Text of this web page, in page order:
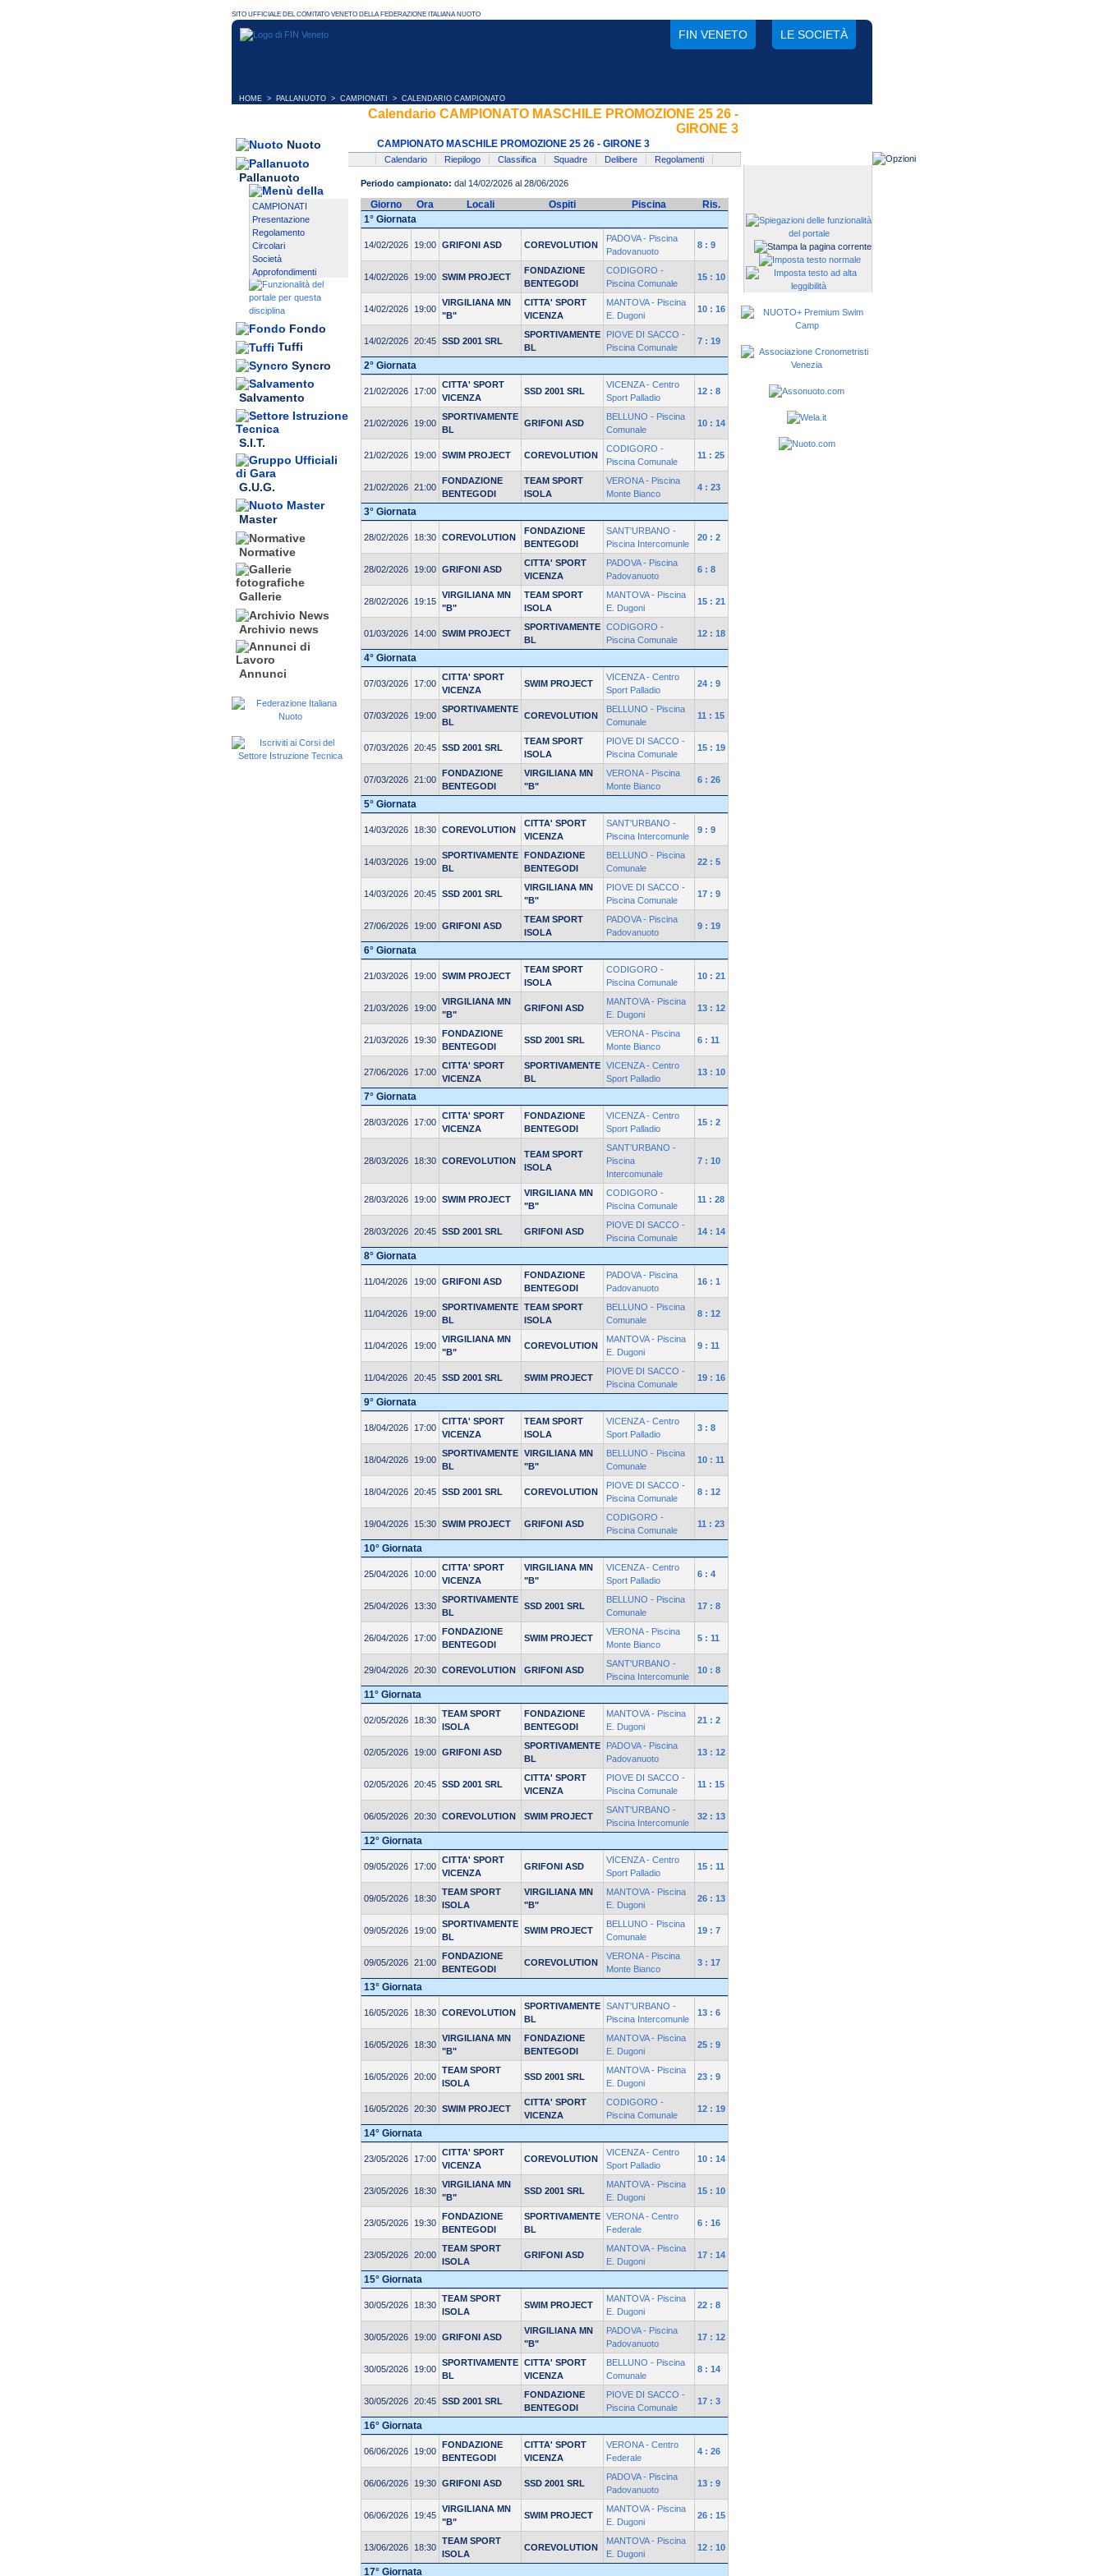
FIN VENETO LE SOCIETÀ
HOME > PALLANUOTO > CAMPIONATI > CALENDARIO CAMPIONATO
Nuoto
Pallanuoto
CAMPIONATI
Presentazione
Regolamento
Circolari
Società
Approfondimenti
Fondo
Tuffi
Syncro
Salvamento
S.I.T.
G.U.G.
Master
Normative
Gallerie
Archivio news
Annunci
Calendario CAMPIONATO MASCHILE PROMOZIONE 25 26 -
GIRONE 3
CAMPIONATO MASCHILE PROMOZIONE 25 26 - GIRONE 3
Calendario Riepilogo Classifica Squadre Delibere Regolamenti
Periodo campionato: dal 14/02/2026 al 28/06/2026
Giorno Ora Locali Ospiti Piscina
Ris.
1° Giornata
14/02/2026 19:00 GRIFONI ASD COREVOLUTION
PADOVA - Piscina
Padovanuoto
8 : 9
14/02/2026 19:00 SWIM PROJECT
FONDAZIONE
BENTEGODI
CODIGORO -
Piscina Comunale
15 : 10
14/02/2026 19:00
VIRGILIANA MN
"B"
CITTA' SPORT
VICENZA
MANTOVA - Piscina
E. Dugoni
10 : 16
14/02/2026 20:45 SSD 2001 SRL
SPORTIVAMENTE
BL
PIOVE DI SACCO -
Piscina Comunale
7 : 19
2° Giornata
21/02/2026 17:00
CITTA' SPORT
VICENZA
SSD 2001 SRL
VICENZA - Centro
Sport Palladio
12 : 8
21/02/2026 19:00
SPORTIVAMENTE
BL
GRIFONI ASD
BELLUNO - Piscina
Comunale
10 : 14
21/02/2026 19:00 SWIM PROJECT COREVOLUTION
CODIGORO -
Piscina Comunale
11 : 25
21/02/2026 21:00
FONDAZIONE
BENTEGODI
TEAM SPORT
ISOLA
VERONA - Piscina
Monte Bianco
4 : 23
3° Giornata
28/02/2026 18:30 COREVOLUTION
FONDAZIONE
BENTEGODI
SANT'URBANO -
Piscina Intercomunle
20 : 2
28/02/2026 19:00 GRIFONI ASD
CITTA' SPORT
VICENZA
PADOVA - Piscina
Padovanuoto
6 : 8
28/02/2026 19:15
VIRGILIANA MN
"B"
TEAM SPORT
ISOLA
MANTOVA - Piscina
E. Dugoni
15 : 21
01/03/2026 14:00 SWIM PROJECT
SPORTIVAMENTE
BL
CODIGORO -
Piscina Comunale
12 : 18
4° Giornata
07/03/2026 17:00
CITTA' SPORT
VICENZA
SWIM PROJECT
VICENZA - Centro
Sport Palladio
24 : 9
07/03/2026 19:00
SPORTIVAMENTE
BL
COREVOLUTION
BELLUNO - Piscina
Comunale
11 : 15
07/03/2026 20:45 SSD 2001 SRL
TEAM SPORT
ISOLA
PIOVE DI SACCO -
Piscina Comunale
15 : 19
07/03/2026 21:00
FONDAZIONE
BENTEGODI
VIRGILIANA MN
"B"
VERONA - Piscina
Monte Bianco
6 : 26
5° Giornata
14/03/2026 18:30 COREVOLUTION
CITTA' SPORT
VICENZA
SANT'URBANO -
Piscina Intercomunle
9 : 9
14/03/2026 19:00
SPORTIVAMENTE
BL
FONDAZIONE
BENTEGODI
BELLUNO - Piscina
Comunale
22 : 5
14/03/2026 20:45 SSD 2001 SRL
VIRGILIANA MN
"B"
PIOVE DI SACCO -
Piscina Comunale
17 : 9
27/06/2026 19:00 GRIFONI ASD
TEAM SPORT
ISOLA
PADOVA - Piscina
Padovanuoto
9 : 19
6° Giornata
21/03/2026 19:00 SWIM PROJECT
TEAM SPORT
ISOLA
CODIGORO -
Piscina Comunale
10 : 21
21/03/2026 19:00
VIRGILIANA MN
"B"
GRIFONI ASD
MANTOVA - Piscina
E. Dugoni
13 : 12
21/03/2026 19:30
FONDAZIONE
BENTEGODI
SSD 2001 SRL
VERONA - Piscina
Monte Bianco
6 : 11
27/06/2026 17:00
CITTA' SPORT
VICENZA
SPORTIVAMENTE
BL
VICENZA - Centro
Sport Palladio
13 : 10
7° Giornata
28/03/2026 17:00
CITTA' SPORT
VICENZA
FONDAZIONE
BENTEGODI
VICENZA - Centro
Sport Palladio
15 : 2
28/03/2026 18:30 COREVOLUTION
TEAM SPORT
ISOLA
SANT'URBANO -
Piscina
Intercomunale
7 : 10
28/03/2026 19:00 SWIM PROJECT
VIRGILIANA MN
"B"
CODIGORO -
Piscina Comunale
11 : 28
28/03/2026 20:45 SSD 2001 SRL GRIFONI ASD
PIOVE DI SACCO -
Piscina Comunale
14 : 14
8° Giornata
11/04/2026 19:00 GRIFONI ASD
FONDAZIONE
BENTEGODI
PADOVA - Piscina
Padovanuoto
16 : 1
11/04/2026 19:00
SPORTIVAMENTE
BL
TEAM SPORT
ISOLA
BELLUNO - Piscina
Comunale
8 : 12
11/04/2026 19:00
VIRGILIANA MN
"B"
COREVOLUTION
MANTOVA - Piscina
E. Dugoni
9 : 11
11/04/2026 20:45 SSD 2001 SRL SWIM PROJECT
PIOVE DI SACCO -
Piscina Comunale
19 : 16
9° Giornata
18/04/2026 17:00
CITTA' SPORT
VICENZA
TEAM SPORT
ISOLA
VICENZA - Centro
Sport Palladio
3 : 8
18/04/2026 19:00
SPORTIVAMENTE
BL
VIRGILIANA MN
"B"
BELLUNO - Piscina
Comunale
10 : 11
18/04/2026 20:45 SSD 2001 SRL COREVOLUTION
PIOVE DI SACCO -
Piscina Comunale
8 : 12
19/04/2026 15:30 SWIM PROJECT GRIFONI ASD
CODIGORO -
Piscina Comunale
11 : 23
10° Giornata
25/04/2026 10:00
CITTA' SPORT
VICENZA
VIRGILIANA MN
"B"
VICENZA - Centro
Sport Palladio
6 : 4
25/04/2026 13:30
SPORTIVAMENTE
BL
SSD 2001 SRL
BELLUNO - Piscina
Comunale
17 : 8
26/04/2026 17:00
FONDAZIONE
BENTEGODI
SWIM PROJECT
VERONA - Piscina
Monte Bianco
5 : 11
29/04/2026 20:30 COREVOLUTION GRIFONI ASD
SANT'URBANO -
Piscina Intercomunle
10 : 8
11° Giornata
02/05/2026 18:30
TEAM SPORT
ISOLA
FONDAZIONE
BENTEGODI
MANTOVA - Piscina
E. Dugoni
21 : 2
02/05/2026 19:00 GRIFONI ASD
SPORTIVAMENTE
BL
PADOVA - Piscina
Padovanuoto
13 : 12
02/05/2026 20:45 SSD 2001 SRL
CITTA' SPORT
VICENZA
PIOVE DI SACCO -
Piscina Comunale
11 : 15
06/05/2026 20:30 COREVOLUTION SWIM PROJECT
SANT'URBANO -
Piscina Intercomunle
32 : 13
12° Giornata
09/05/2026 17:00
CITTA' SPORT
VICENZA
GRIFONI ASD
VICENZA - Centro
Sport Palladio
15 : 11
09/05/2026 18:30
TEAM SPORT
ISOLA
VIRGILIANA MN
"B"
MANTOVA - Piscina
E. Dugoni
26 : 13
09/05/2026 19:00
SPORTIVAMENTE
BL
SWIM PROJECT
BELLUNO - Piscina
Comunale
19 : 7
09/05/2026 21:00
FONDAZIONE
BENTEGODI
COREVOLUTION
VERONA - Piscina
Monte Bianco
3 : 17
13° Giornata
16/05/2026 18:30 COREVOLUTION
SPORTIVAMENTE
BL
SANT'URBANO -
Piscina Intercomunle
13 : 6
16/05/2026 18:30
VIRGILIANA MN
"B"
FONDAZIONE
BENTEGODI
MANTOVA - Piscina
E. Dugoni
25 : 9
16/05/2026 20:00
TEAM SPORT
ISOLA
SSD 2001 SRL
MANTOVA - Piscina
E. Dugoni
23 : 9
16/05/2026 20:30 SWIM PROJECT
CITTA' SPORT
VICENZA
CODIGORO -
Piscina Comunale
12 : 19
14° Giornata
23/05/2026 17:00
CITTA' SPORT
VICENZA
COREVOLUTION
VICENZA - Centro
Sport Palladio
10 : 14
23/05/2026 18:30
VIRGILIANA MN
"B"
SSD 2001 SRL
MANTOVA - Piscina
E. Dugoni
15 : 10
23/05/2026 19:30
FONDAZIONE
BENTEGODI
SPORTIVAMENTE
BL
VERONA - Centro
Federale
6 : 16
23/05/2026 20:00
TEAM SPORT
ISOLA
GRIFONI ASD
MANTOVA - Piscina
E. Dugoni
17 : 14
15° Giornata
30/05/2026 18:30
TEAM SPORT
ISOLA
SWIM PROJECT
MANTOVA - Piscina
E. Dugoni
22 : 8
30/05/2026 19:00 GRIFONI ASD
VIRGILIANA MN
"B"
PADOVA - Piscina
Padovanuoto
17 : 12
30/05/2026 19:00
SPORTIVAMENTE
BL
CITTA' SPORT
VICENZA
BELLUNO - Piscina
Comunale
8 : 14
30/05/2026 20:45 SSD 2001 SRL
FONDAZIONE
BENTEGODI
PIOVE DI SACCO -
Piscina Comunale
17 : 3
16° Giornata
06/06/2026 19:00
FONDAZIONE
BENTEGODI
CITTA' SPORT
VICENZA
VERONA - Centro
Federale
4 : 26
06/06/2026 19:30 GRIFONI ASD SSD 2001 SRL
PADOVA - Piscina
Padovanuoto
13 : 9
06/06/2026 19:45
VIRGILIANA MN
"B"
SWIM PROJECT
MANTOVA - Piscina
E. Dugoni
26 : 15
13/06/2026 18:30
TEAM SPORT
ISOLA
COREVOLUTION
MANTOVA - Piscina
E. Dugoni
12 : 10
17° Giornata